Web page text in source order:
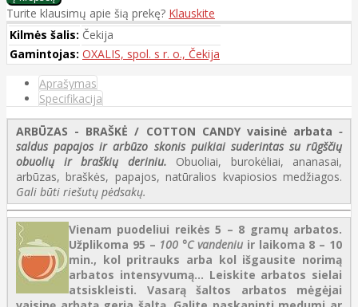
Turite klausimų apie šią prekę? Klauskite
Kilmės šalis: Čekija
Gamintojas: OXALIS, spol. s r. o., Čekija
Aprašymas
Specifikacija
ARBŪZAS - BRAŠKĖ / COTTON CANDY vaisinė arbata -
saldus papajos ir arbūzo skonis puikiai suderintas su rūgščių
obuolių ir braškių deriniu. Obuoliai, burokėliai, ananasai,
arbūzas, braškės, papajos, natūralios kvapiosios medžiagos.
Gali būti riešutų pėdsakų.
Vienam puodeliui reikės 5 – 8 gramų arbatos.
Užplikoma 95 – 100 °C vandeniu ir laikoma 8 – 10
min., kol pritrauks arba kol išgausite norimą
arbatos intensyvumą... Leiskite arbatos sielai
atsiskleisti.
Vasarą šaltos arbatos mėgėjai